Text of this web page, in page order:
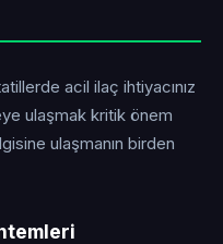
acil ilaç ihtiyacınız
ulaşmak kritik önem
ulaşmanın birden